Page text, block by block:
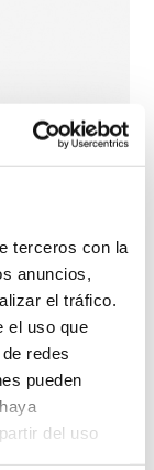
terceros con la
anuncios,
el tráfico.
el uso que
redes
pueden
del uso